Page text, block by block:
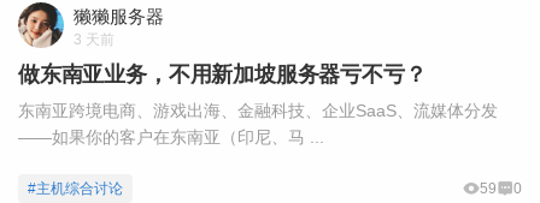
獭獭服务器
3 天前
做东南亚业务，不用新加坡服务器亏不亏？
东南亚跨境电商、游戏出海、金融科技、企业SaaS、流媒体分发
——如果你的客户在东南亚（印尼、马 ...
#主机综合讨论 59 0